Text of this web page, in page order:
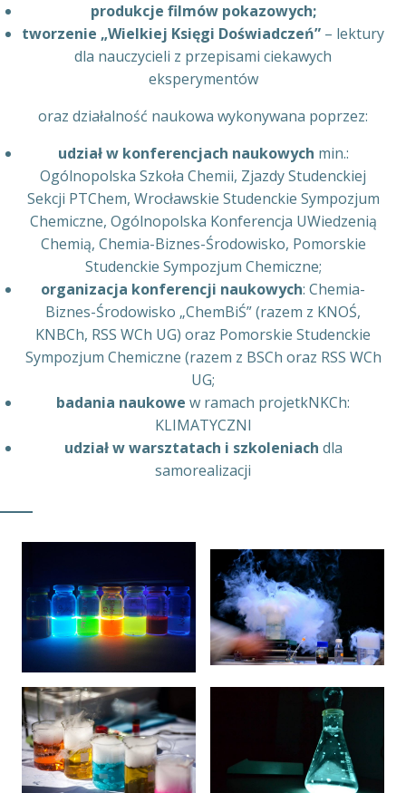
produkcje filmów pokazowych;
tworzenie „Wielkiej Księgi Doświadczeń” – lektury
dla nauczycieli z przepisami ciekawych
eksperymentów
oraz działalność naukowa wykonywana poprzez:
udział w konferencjach naukowych min.:
Ogólnopolska Szkoła Chemii, Zjazdy Studenckiej
Sekcji PTChem, Wrocławskie Studenckie Sympozjum
Chemiczne, Ogólnopolska Konferencja UWiedzenią
Chemią, Chemia-Biznes-Środowisko, Pomorskie
Studenckie Sympozjum Chemiczne;
organizacja konferencji naukowych: Chemia-
Biznes-Środowisko „ChemBiŚ” (razem z KNOŚ,
KNBCh, RSS WCh UG) oraz Pomorskie Studenckie
Sympozjum Chemiczne (razem z BSCh oraz RSS WCh
UG;
badania naukowe w ramach projetkNKCh:
KLIMATYCZNI
udział w warsztatach i szkoleniach dla
samorealizacji